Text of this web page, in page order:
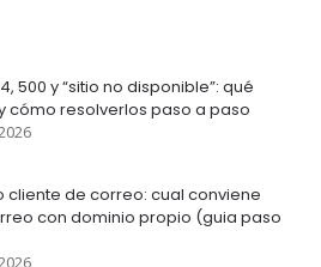
500 y “sitio no disponible”: qué
cómo resolverlos paso a paso
cliente de correo: cual conviene
con dominio propio (guia paso